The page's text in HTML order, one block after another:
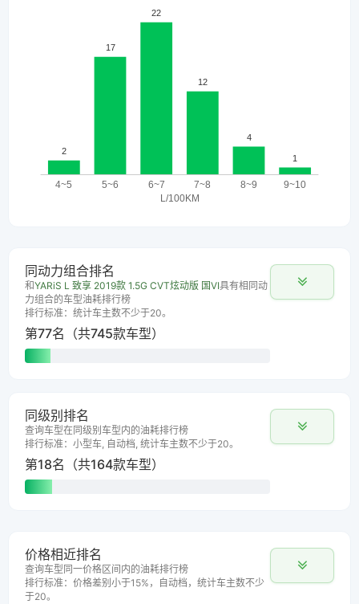
同动力组合排名
和YARiS L 致享 2019款 1.5G CVT炫动版 国VI具有相同动
力组合的车型油耗排行榜
排行标准：统计车主数不少于20。
第77名（共745款车型）
同级别排名
查询车型在同级别车型内的油耗排行榜
排行标准：小型车, 自动档, 统计车主数不少于20。
第18名（共164款车型）
价格相近排名
查询车型同一价格区间内的油耗排行榜
排行标准：价格差别小于15%，自动档，统计车主数不少
于20。